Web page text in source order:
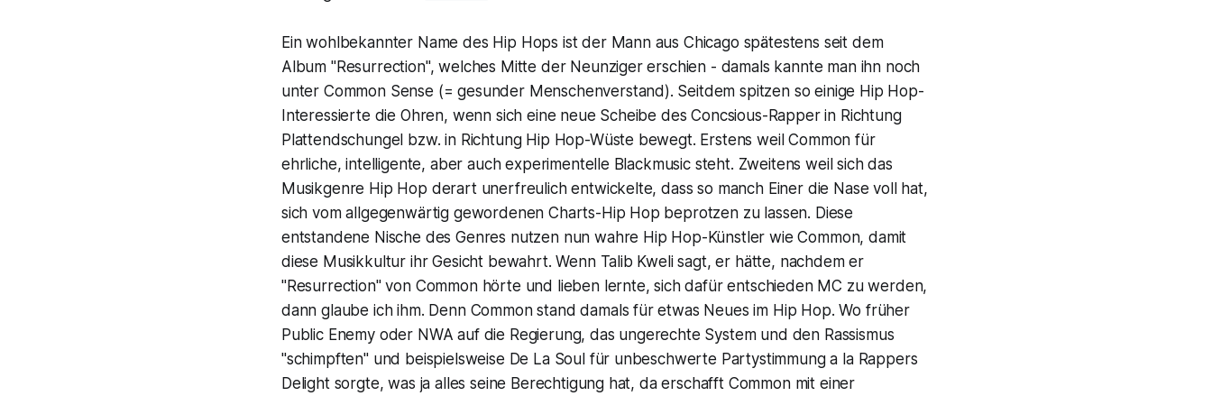
Ein wohlbekannter Name des Hip Hops ist der Mann aus Chicago spätestens seit dem
Album "Resurrection", welches Mitte der Neunziger erschien - damals kannte man ihn noch
unter Common Sense (= gesunder Menschenverstand). Seitdem spitzen so einige Hip Hop-
Interessierte die Ohren, wenn sich eine neue Scheibe des Concsious-Rapper in Richtung
Plattendschungel bzw. in Richtung Hip Hop-Wüste bewegt. Erstens weil Common für
ehrliche, intelligente, aber auch experimentelle Blackmusic steht. Zweitens weil sich das
Musikgenre Hip Hop derart unerfreulich entwickelte, dass so manch Einer die Nase voll hat,
sich vom allgegenwärtig gewordenen Charts-Hip Hop beprotzen zu lassen. Diese
entstandene Nische des Genres nutzen nun wahre Hip Hop-Künstler wie Common, damit
diese Musikkultur ihr Gesicht bewahrt. Wenn Talib Kweli sagt, er hätte, nachdem er
"Resurrection" von Common hörte und lieben lernte, sich dafür entschieden MC zu werden,
dann glaube ich ihm. Denn Common stand damals für etwas Neues im Hip Hop. Wo früher
Public Enemy oder NWA auf die Regierung, das ungerechte System und den Rassismus
"schimpften" und beispielsweise De La Soul für unbeschwerte Partystimmung a la Rappers
Delight sorgte, was ja alles seine Berechtigung hat, da erschafft Common mit einer